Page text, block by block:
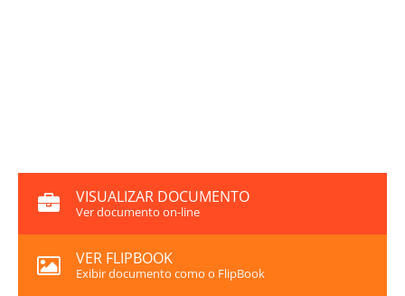
VISUALIZAR DOCUMENTO
Ver documento on-line
VER FLIPBOOK
Exibir documento como o FlipBook